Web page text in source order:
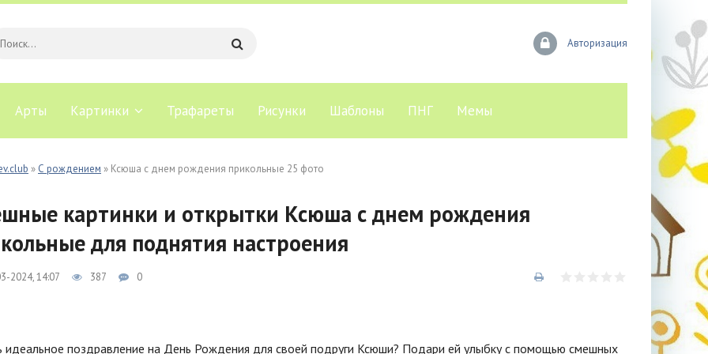
Авторизация
Арты Картинки Трафареты Рисунки Шаблоны ПНГ Мемы
» С рождением » Ксюша с днем рождения прикольные 25 фото
картинки и открытки Ксюша с днем рождения
для поднятия настроения
2024, 14:07 387 0
поздравление на День Рождения для своей подруги Ксюши? Подари ей улыбку с помощью смешных